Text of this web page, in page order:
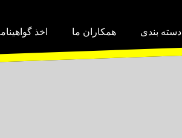
دسته بندی همکاران ما اخذ